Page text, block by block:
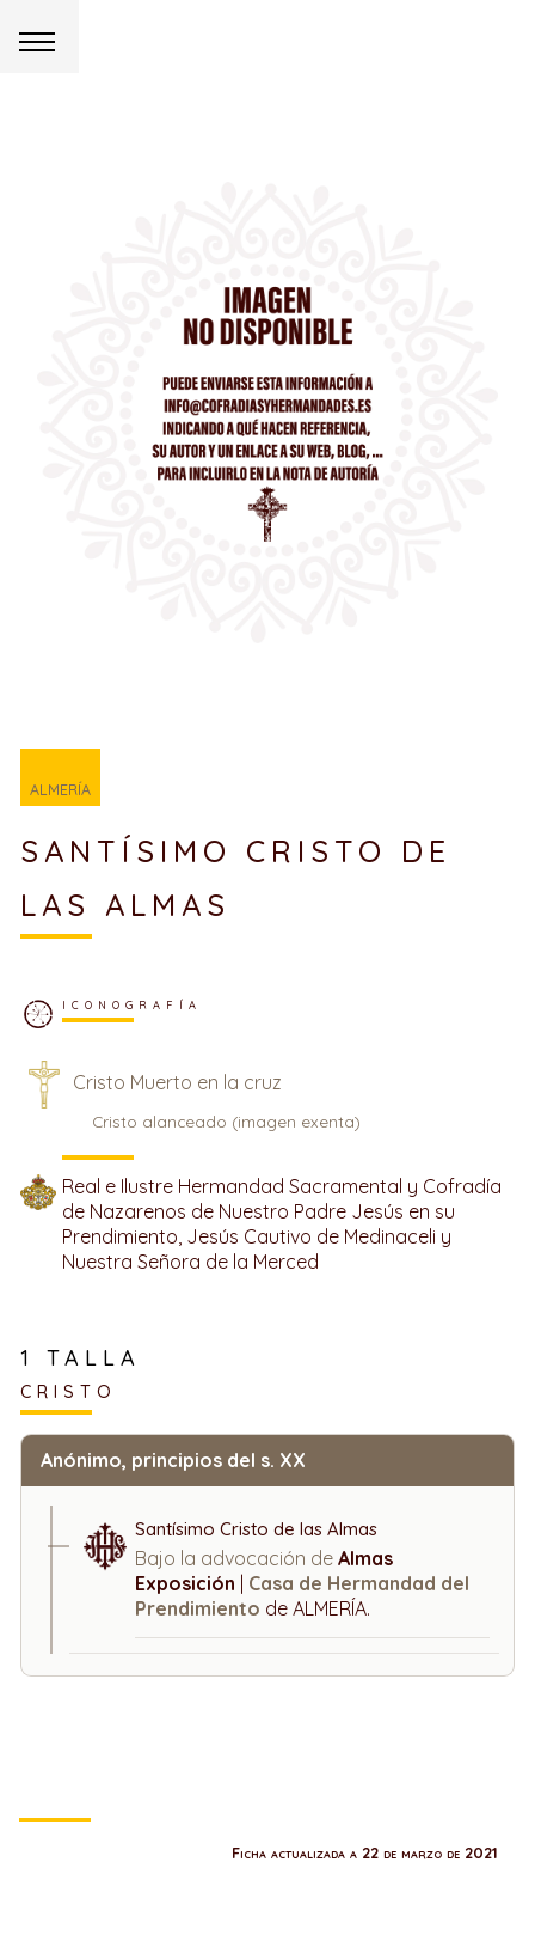
ALMERÍA
SANTÍSIMO CRISTO DE
LAS ALMAS
ICONOGRAFÍA
Cristo Muerto en la cruz
Cristo alanceado (imagen exenta)
Real e Ilustre Hermandad Sacramental y Cofradía
de Nazarenos de Nuestro Padre Jesús en su
Prendimiento, Jesús Cautivo de Medinaceli y
Nuestra Señora de la Merced
1 TALLA
CRISTO
Anónimo, principios del s. XX
Santísimo Cristo de las Almas
Bajo la advocación de Almas
Exposición
Casa de Hermandad del
Prendimiento de ALMERÍA.
Ficha actualizada a 22 de marzo de 2021